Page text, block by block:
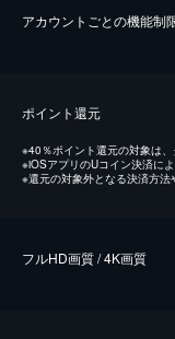
アカウントごとの機能制
ポイント還元
※40％ポイント還元の対象は
※iOSアプリのUコイン決済に
※還元の対象外となる決済方
フルHD画質 / 4K画質